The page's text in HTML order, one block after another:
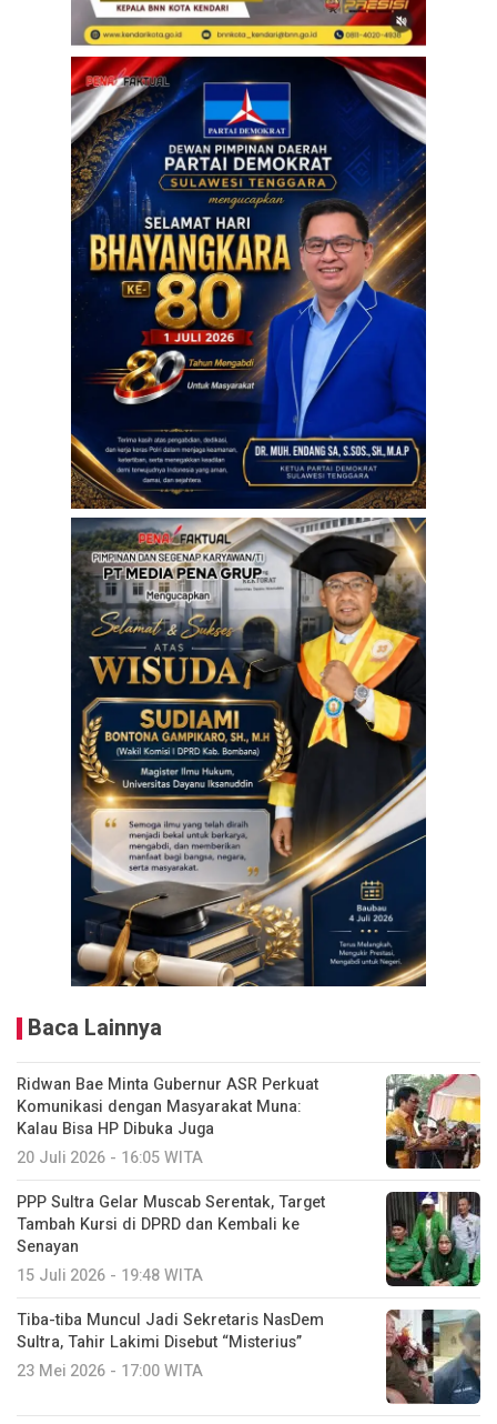
Baca Lainnya
Ridwan Bae Minta Gubernur ASR Perkuat
Komunikasi dengan Masyarakat Muna:
Kalau Bisa HP Dibuka Juga
20 Juli 2026 - 16:05 WITA
PPP Sultra Gelar Muscab Serentak, Target
Tambah Kursi di DPRD dan Kembali ke
Senayan
15 Juli 2026 - 19:48 WITA
Tiba-tiba Muncul Jadi Sekretaris NasDem
Sultra, Tahir Lakimi Disebut “Misterius”
23 Mei 2026 - 17:00 WITA